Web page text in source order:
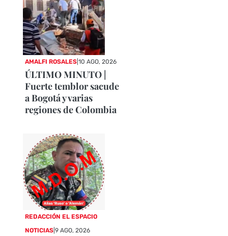
AMALFI ROSALES |10 AGO, 2026
ÚLTIMO MINUTO |
Fuerte temblor sacude
a Bogotá y varias
regiones de Colombia
REDACCIÓN EL ESPACIO
NOTICIAS |9 AGO, 2026